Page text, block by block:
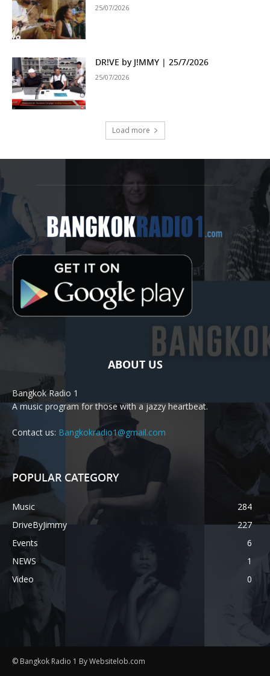
25/07/2026
DR!VE by J!MMY | 25/7/2026
25/07/2026
Load more
ABOUT US
Bangkok Radio 1
A music program for those with a jazzy heartbeat.
Contact us: Bangkokradio1@gmail.com
POPULAR CATEGORY
Music
284
DriveByJimmy
227
Events
6
NEWS
1
Video
0
© Bangkok Radio 1 By Websitelob.com